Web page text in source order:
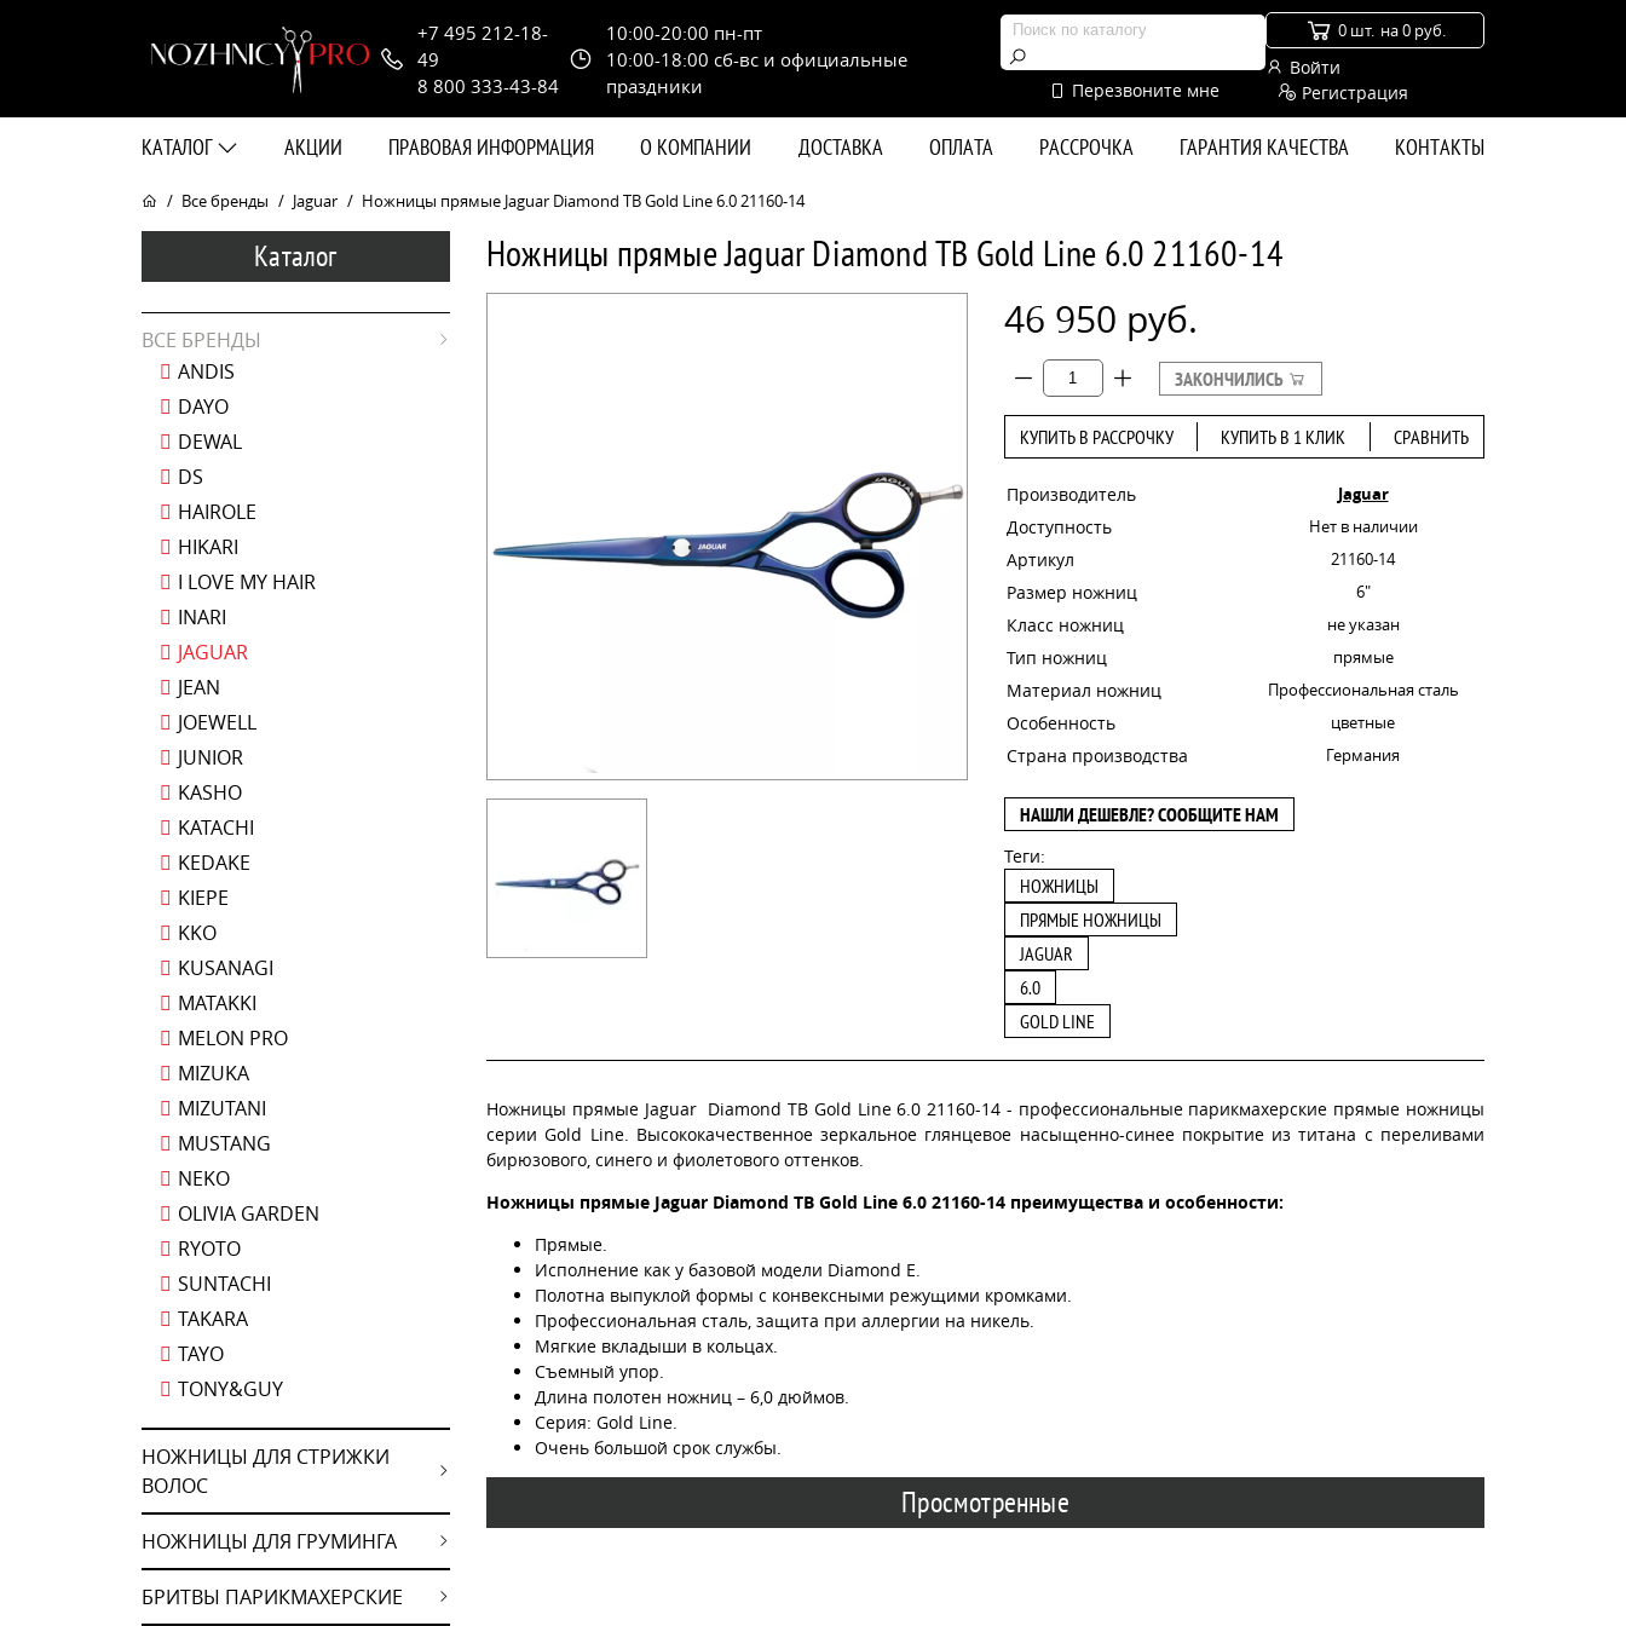
+7 495 212-18-
49
8 800 333-43-84
10:00-20:00 пн-пт
10:00-18:00 сб-вс и официальные
праздники
Перезвоните мне
0 шт. на 0 руб.
Войти
Регистрация
КАТАЛОГ АКЦИИ ПРАВОВАЯ ИНФОРМАЦИЯ О КОМПАНИИ ДОСТАВКА ОПЛАТА РАССРОЧКА ГАРАНТИЯ КАЧЕСТВА КОНТАКТЫ
Все бренды Jaguar Ножницы прямые Jaguar Diamond TB Gold Line 6.0 21160-14
Каталог
ВСЕ БРЕНДЫ
ANDIS
DAYO
DEWAL
DS
HAIROLE
HIKARI
I LOVE MY HAIR
INARI
JAGUAR
JEAN
JOEWELL
JUNIOR
KASHO
KATACHI
KEDAKE
KIEPE
KKO
KUSANAGI
MATAKKI
MELON PRO
MIZUKA
MIZUTANI
MUSTANG
NEKO
OLIVIA GARDEN
RYOTO
SUNTACHI
TAKARA
TAYO
TONY&GUY
НОЖНИЦЫ ДЛЯ СТРИЖКИ
ВОЛОС
НОЖНИЦЫ ДЛЯ ГРУМИНГА
БРИТВЫ ПАРИКМАХЕРСКИЕ
Ножницы прямые Jaguar Diamond TB Gold Line 6.0 21160-14
46 950 руб.
ЗАКОНЧИЛИСЬ
КУПИТЬ В РАССРОЧКУ КУПИТЬ В 1 КЛИК СРАВНИТЬ
Производитель Jaguar
Доступность Нет в наличии
Артикул 21160-14
Размер ножниц 6"
Класс ножниц не указан
Тип ножниц прямые
Материал ножниц Профессиональная сталь
Особенность цветные
Страна производства Германия
НАШЛИ ДЕШЕВЛЕ? СООБЩИТЕ НАМ
Теги:
НОЖНИЦЫ
ПРЯМЫЕ НОЖНИЦЫ
JAGUAR
6.0
GOLD LINE
Ножницы прямые Jaguar Diamond TB Gold Line 6.0 21160-14 - профессиональные парикмахерские прямые ножницы
серии Gold Line. Высококачественное зеркальное глянцевое насыщенно-синее покрытие из титана с переливами
бирюзового, синего и фиолетового оттенков.
Ножницы прямые Jaguar Diamond TB Gold Line 6.0 21160-14 преимущества и особенности:
Прямые.
Исполнение как у базовой модели Diamond E.
Полотна выпуклой формы с конвексными режущими кромками.
Профессиональная сталь, защита при аллергии на никель.
Мягкие вкладыши в кольцах.
Съемный упор.
Длина полотен ножниц – 6,0 дюймов.
Серия: Gold Line.
Очень большой срок службы.
Просмотренные